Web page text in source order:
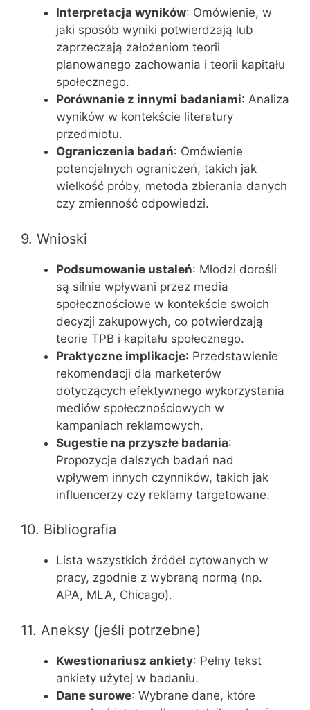
Interpretacja wyników: Omówienie, w
jaki sposób wyniki potwierdzają lub
zaprzeczają założeniom teorii
planowanego zachowania i teorii kapitału
społecznego.
Porównanie z innymi badaniami: Analiza
wyników w kontekście literatury
przedmiotu.
Ograniczenia badań: Omówienie
potencjalnych ograniczeń, takich jak
wielkość próby, metoda zbierania danych
czy zmienność odpowiedzi.
9. Wnioski
Podsumowanie ustaleń: Młodzi dorośli
są silnie wpływani przez media
społecznościowe w kontekście swoich
decyzji zakupowych, co potwierdzają
teorie TPB i kapitału społecznego.
Praktyczne implikacje: Przedstawienie
rekomendacji dla marketerów
dotyczących efektywnego wykorzystania
mediów społecznościowych w
kampaniach reklamowych.
Sugestie na przyszłe badania:
Propozycje dalszych badań nad
wpływem innych czynników, takich jak
influencerzy czy reklamy targetowane.
10. Bibliografia
Lista wszystkich źródeł cytowanych w
pracy, zgodnie z wybraną normą (np.
APA, MLA, Chicago).
11. Aneksy (jeśli potrzebne)
Kwestionariusz ankiety: Pełny tekst
ankiety użytej w badaniu.
Dane surowe: Wybrane dane, które